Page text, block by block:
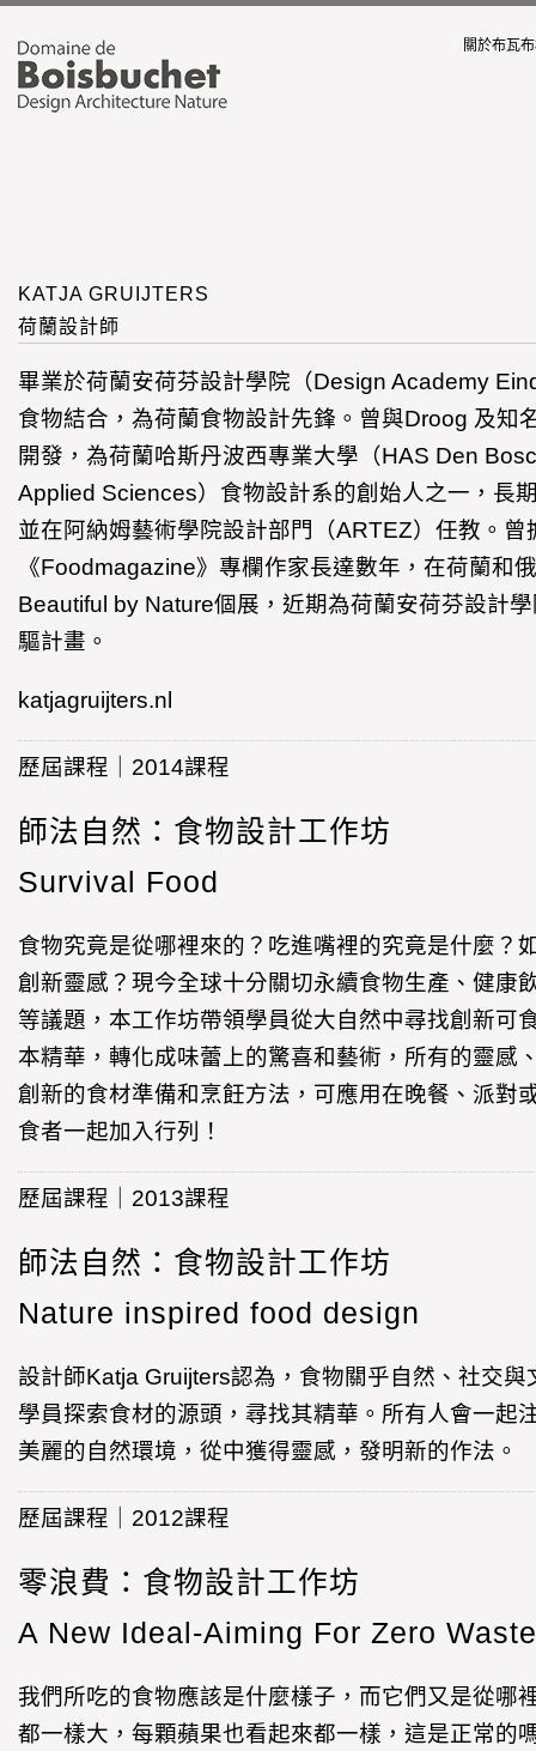
關於布瓦
KATJA GRUIJTERS
荷蘭設計師
畢業於荷蘭安荷芬設計學院（Design Academy
食物結合，為荷蘭食物設計先鋒。曾與Droog 及知
開發，為荷蘭哈斯丹波西專業大學（HAS Den
Applied Sciences）食物設計系的創始人之一，長
並在阿納姆藝術學院設計部門（ARTEZ）任教。曾
《Foodmagazine》專欄作家長達數年，在荷蘭和
Beautiful by Nature個展，近期為荷蘭安荷芬設計
驅計畫。
katjagruijters.nl
歷屆課程｜2014課程
師法自然：食物設計工作坊
Survival Food
食物究竟是從哪裡來的？吃進嘴裡的究竟是什麼？
創新靈感？現今全球十分關切永續食物生產、健康
等議題，本工作坊帶領學員從大自然中尋找創新可
本精華，轉化成味蕾上的驚喜和藝術，所有的靈感
創新的食材準備和烹飪方法，可應用在晚餐、派對
食者一起加入行列！
歷屆課程｜2013課程
師法自然：食物設計工作坊
Nature inspired food design
設計師Katja Gruijters認為，食物關乎自然、社交與
學員探索食材的源頭，尋找其精華。所有人會一起
美麗的自然環境，從中獲得靈感，發明新的作法。
歷屆課程｜2012課程
零浪費：食物設計工作坊
A New Ideal-Aiming For Zero Waste
我們所吃的食物應該是什麼樣子，而它們又是從哪
都一樣大，每顆蘋果也看起來都一樣，這是正常的